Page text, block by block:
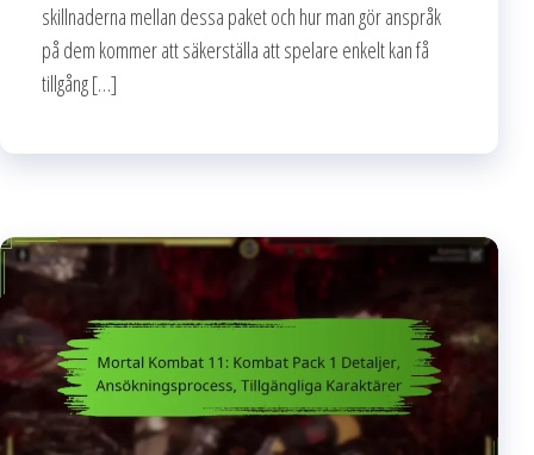
skillnaderna mellan dessa paket och hur man gör anspråk
på dem kommer att säkerställa att spelare enkelt kan få
tillgång […]